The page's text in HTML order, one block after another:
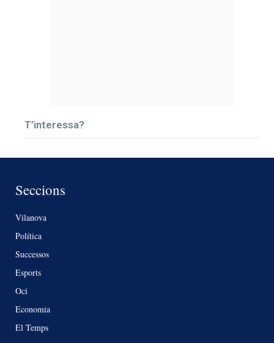
T’interessa?
Seccions
Vilanova
Política
Successos
Esports
Oci
Economia
El Temps